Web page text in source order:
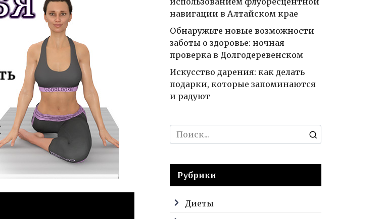
навигации в Алтайском крае
Обнаружьте новые возможности
заботы о здоровье: ночная
проверка в Долгодеревенском
Искусство дарения: как делать
подарки, которые запоминаются
и радуют
Search
for:
Рубрики
Диеты